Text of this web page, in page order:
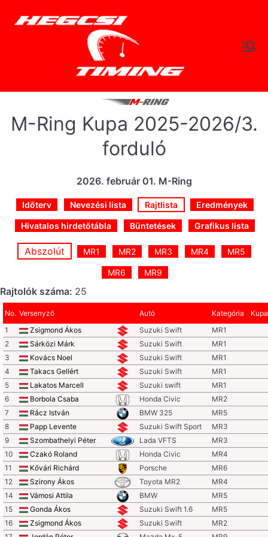
hegc
sitimi
ng.hu
Időtlen Idők
M-Ring Kupa 2025-2026/3.
forduló
2026. február 01. M-Ring
Időterv Nevezési lista Rajtlista Eredmények
Hivatalos hirdetőtábla Büntetések Grafikus lista
Abszolút MR1 MR2 MR3 MR4 MR5
MR6 MR9
Rajtolók száma: 25
No. Versenyző Autó Kategória
Kupa
1
Zsigmond Ákos Suzuki Swift
MR1
2
Sárközi Márk Suzuki Swift
MR1
3
Kovács Noel Suzuki Swift
MR1
4
Takacs Gellért Suzuki Swift
MR1
5
Lakatos Marcell Suzuki swift
MR1
6
Borbola Csaba Honda Civic
MR2
7
Rácz István BMW 325
MR5
8
Papp Levente Suzuki Swift Sport
MR3
9
Szombathelyi Péter Lada VFTS
MR3
10
Czakó Roland Honda Civic
MR4
11
Kővári Richárd Porsche
MR6
12
Szirony Ákos Toyota MR2
MR4
14
Vámosi Attila BMW
MR5
15
Gonda Ákos Suzuki Swift 1.6
MR5
16
Zsigmond Ákos Suzuki Swift
MR2